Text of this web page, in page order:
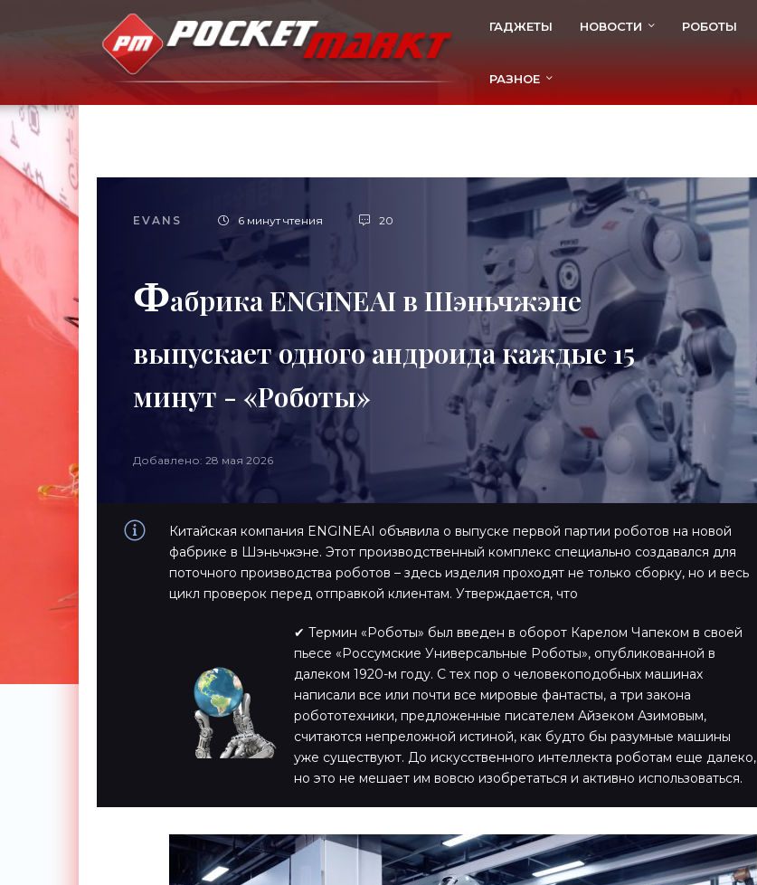
ГАДЖЕТЫ НОВОСТИ РОБОТЫ
РАЗНОЕ
EVANS 6 минут чтения 20
Фабрика ENGINEAI в Шэньчжэне
выпускает одного андроида каждые 15
минут - «Роботы»
Добавлено: 28 мая 2026
Китайская компания ENGINEAI объявила о выпуске первой партии роботов на новой
фабрике в Шэньчжэне. Этот производственный комплекс специально создавался для
поточного производства роботов – здесь изделия проходят не только сборку, но и весь
цикл проверок перед отправкой клиентам. Утверждается, что
✔ Термин «Роботы» был введен в оборот Карелом Чапеком в своей
пьесе «Россумские Универсальные Роботы», опубликованной в
далеком 1920-м году. С тех пор о человекоподобных машинах
написали все или почти все мировые фантасты, а три закона
робототехники, предложенные писателем Айзеком Азимовым,
считаются непреложной истиной, как будто бы разумные машины
уже существуют. До искусственного интеллекта роботам еще далеко,
но это не мешает им вовсю изобретаться и активно использоваться.